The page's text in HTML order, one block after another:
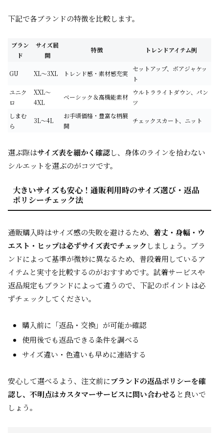
下記で各ブランドの特徴を比較します。
ブラン
ド
サイズ展
開
特徴 トレンドアイテム例
GU XL～3XL トレンド感・素材感充実
セットアップ、ボアジャケッ
ト
ユニク
ロ
XXL～
4XL
ベーシック＆高機能素材
ウルトラライトダウン、パン
ツ
しまむ
ら
3L～4L
お手頃価格・豊富な柄展
開
チェックスカート、ニット
選ぶ際はサイズ表を細かく確認し、身体のラインを拾わない
シルエットを選ぶのがコツです。
大きいサイズも安心！通販利用時のサイズ選び・返品
ポリシーチェック法
通販購入時はサイズ感の失敗を避けるため、 着丈・身幅・ウ
エスト・ヒップは必ずサイズ表でチェック しましょう。ブラ
ンドによって基準が微妙に異なるため、普段着用しているア
イテムと実寸を比較するのがおすすめです。試着サービスや
返品規定もブランドによって違うので、下記のポイントは必
ずチェックしてください。
購入前に「返品・交換」が可能か確認
使用後でも返品できる条件を調べる
サイズ違い・色違いも早めに連絡する
安心して選べるよう、注文前にブランドの返品ポリシーを確
認し、不明点はカスタマーサービスに問い合わせる と良いで
しょう。